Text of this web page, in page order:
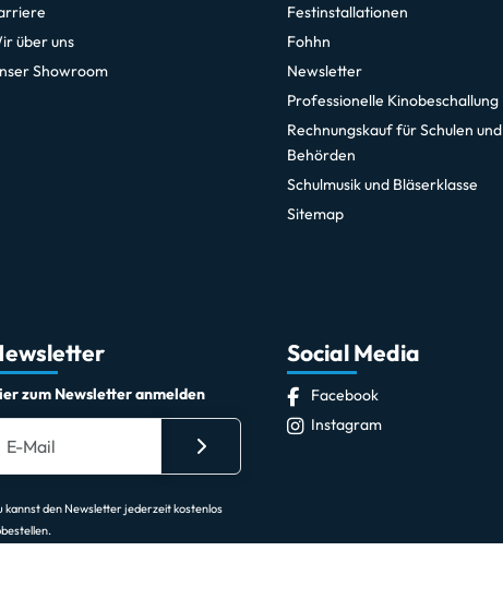
über uns
Showroom
Festinstallationen
Fohhn
Newsletter
Professionelle Kinobeschallung
Rechnungskauf für Schulen und
Behörden
Schulmusik und Bläserklasse
Sitemap
zum Newsletter anmelden
kannst den Newsletter jederzeit kostenlos
Social Media
Facebook
Instagram